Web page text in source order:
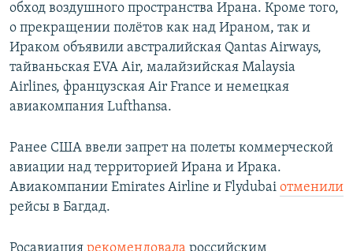
обход воздушного пространства Ирана. Кроме того,
о прекращении полётов как над Ираном, так и
Ираком объявили австралийская Qantas Airways,
тайваньская EVA Air, малайзийская Malaysia
Airlines, французская Air France и немецкая
авиакомпания Lufthansa.
Ранее США ввели запрет на полеты коммерческой
авиации над территорией Ирана и Ирака.
Авиакомпании Emirates Airline и Flydubai отменили
рейсы в Багдад.